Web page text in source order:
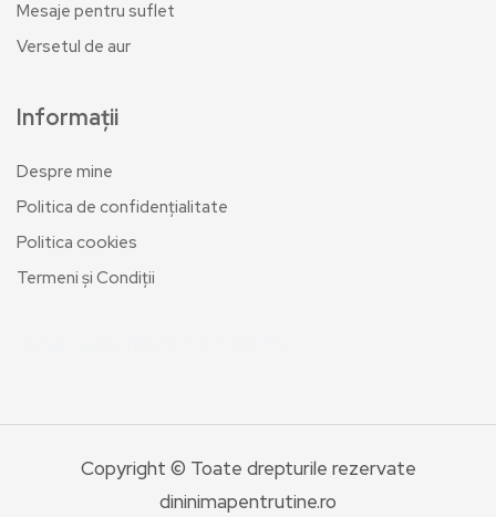
Mesaje pentru suflet
Versetul de aur
Informații
Despre mine
Politica de confidențialitate
Politica cookies
Termeni și Condiții
Copyright © Toate drepturile rezervate
dininimapentrutine.ro